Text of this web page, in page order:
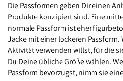
Die Passformen geben Dir einen
Produkte konzipiert sind. Eine
normale Passform ist eher
Jacke mit einer lockeren Passform.
Aktivität verwenden willst, für die
Du Deine übliche Größe wählen.
Passform bevorzugst, nimm sie